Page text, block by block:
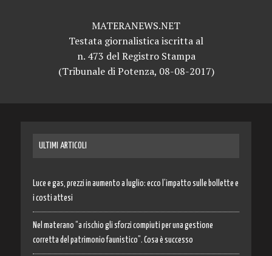
MATERANEWS.NET
Testata giornalistica iscritta al
n. 473 del Registro Stampa
(Tribunale di Potenza, 08-08-2017)
ULTIMI ARTICOLI
Luce e gas, prezzi in aumento a luglio: ecco l’impatto sulle bollette e
i costi attesi
Nel materano “a rischio gli sforzi compiuti per una gestione
corretta del patrimonio faunistico”. Cosa è successo